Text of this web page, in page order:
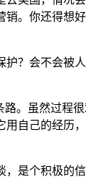
销。你还得想
护？会不会被
路。虽然过程
用自己的经历
是个积极的信